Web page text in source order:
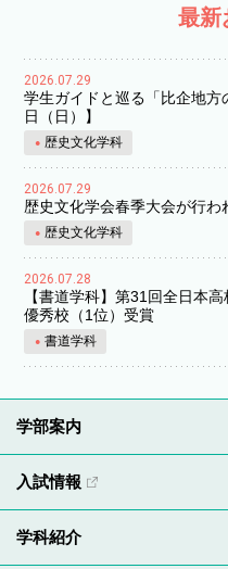
最新
2026.07.29
学生ガイドと巡る「比企地
日（日）】
歴史文化学科
2026.07.29
歴史文化学会春季大会が行わ
歴史文化学科
2026.07.28
【書道学科】第31回全日本
優秀校（1位）受賞
書道学科
学部案内
入試情報
学科紹介